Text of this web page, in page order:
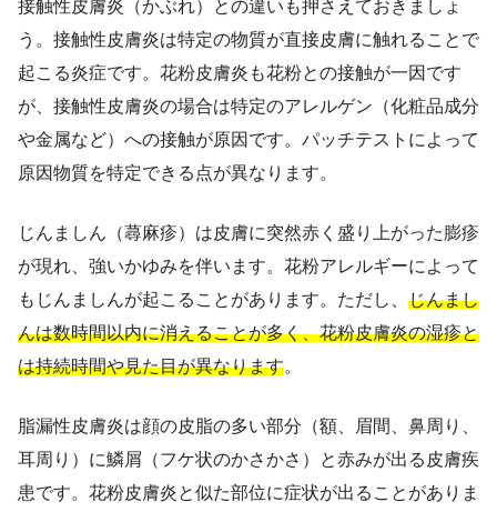
接触性皮膚炎（かぶれ）との違いも押さえておきましょ
う。接触性皮膚炎は特定の物質が直接皮膚に触れることで
起こる炎症です。花粉皮膚炎も花粉との接触が一因です
が、接触性皮膚炎の場合は特定のアレルゲン（化粧品成分
や金属など）への接触が原因です。パッチテストによって
原因物質を特定できる点が異なります。
じんましん（蕁麻疹）は皮膚に突然赤く盛り上がった膨疹
が現れ、強いかゆみを伴います。花粉アレルギーによって
もじんましんが起こることがあります。ただし、 じんまし
んは数時間以内に消えることが多く、花粉皮膚炎の湿疹と
は持続時間や見た目が異なります。
脂漏性皮膚炎は顔の皮脂の多い部分（額、眉間、鼻周り、
耳周り）に鱗屑（フケ状のかさかさ）と赤みが出る皮膚疾
患です。花粉皮膚炎と似た部位に症状が出ることがありま